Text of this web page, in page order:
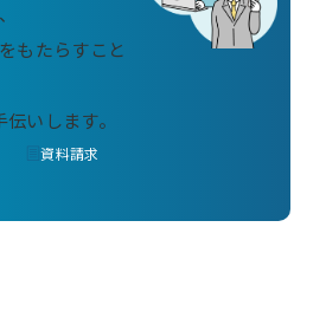
もたらすこと
いします。
資料請求